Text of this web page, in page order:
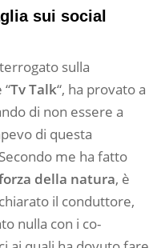
sui social
sulla
Tv Talk“, ha provato a
di non essere a
di questa
me ha fatto
della natura, è
il conduttore,
nulla con i co-